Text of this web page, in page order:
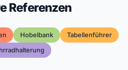
Referenzen
Hobelbank
Tabellenführer